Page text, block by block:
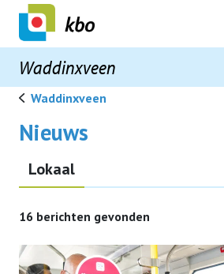
Waddinxveen
Home
Over ons
Waddinxveen
Nieuws
Lokaal
16 berichten gevonden